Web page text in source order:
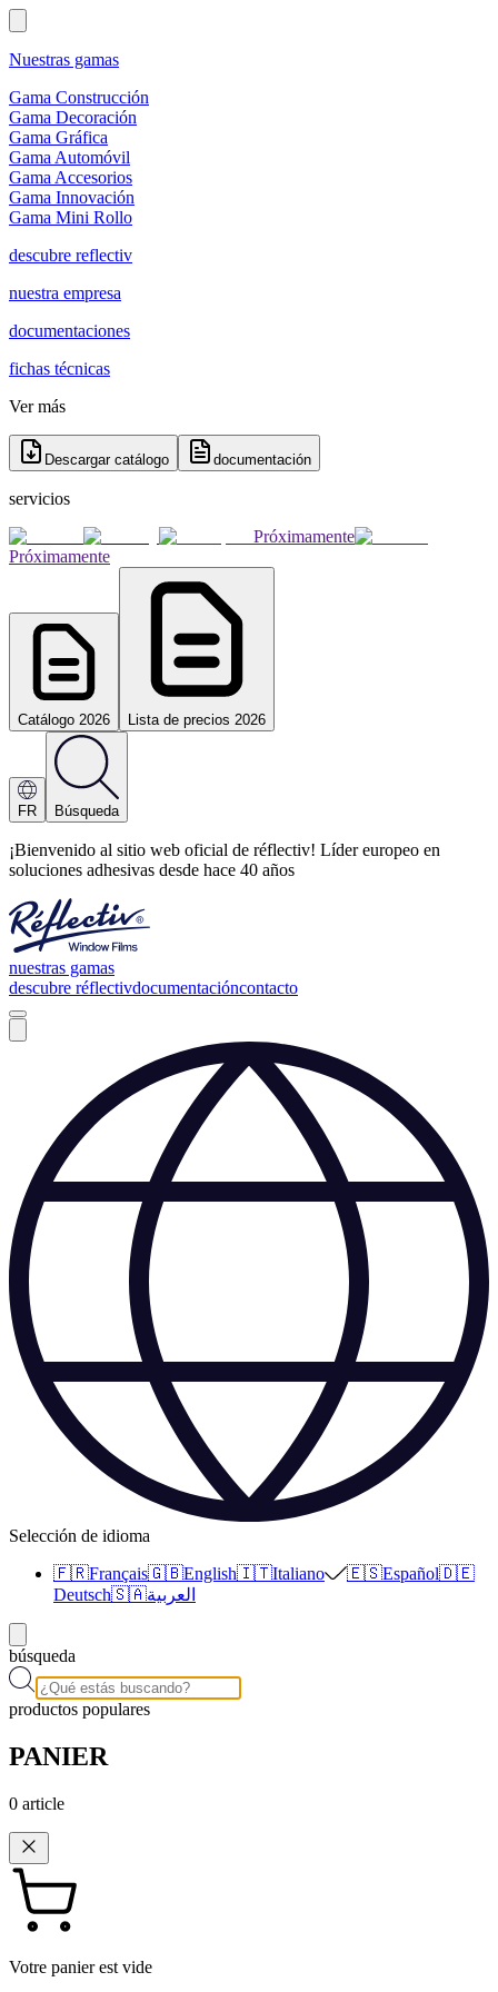
Nuestras gamas
Gama Construcción
Gama Decoración
Gama Gráfica
Gama Automóvil
Gama Accesorios
Gama Innovación
Gama Mini Rollo
descubre reflectiv
nuestra empresa
documentaciones
fichas técnicas
Ver más
Descargar catálogo documentación
servicios
Próximamente
Próximamente
Catálogo 2026 Lista de precios 2026
FR Búsqueda
¡Bienvenido al sitio web oficial de réflectiv! Líder europeo en
soluciones adhesivas desde hace 40 años
nuestras gamas
descubre réflectivdocumentacióncontacto
Selección de idioma
🇫🇷Français🇬🇧English🇮🇹Italiano 🇪🇸Español🇩🇪
Deutsch🇸🇦العربية
búsqueda
productos populares
PANIER
0 article
Votre panier est vide